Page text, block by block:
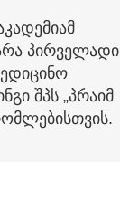
პირველადი
შპს „პრაიმ